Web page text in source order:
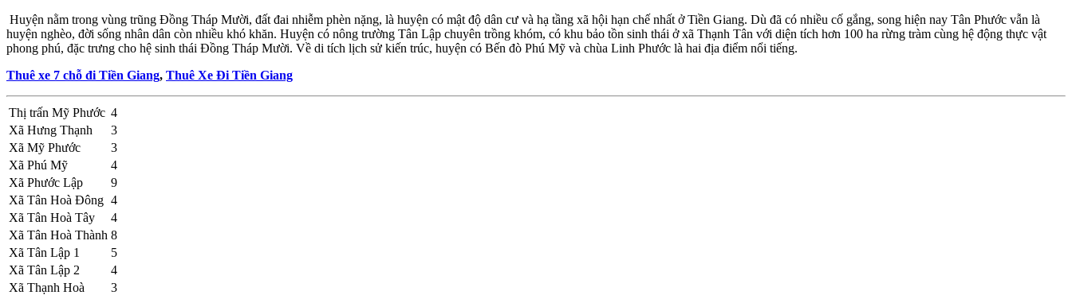
Huyện nằm trong vùng trũng Đồng Tháp Mười, đất đai nhiễm phèn nặng, là huyện có mật độ dân cư và hạ tầng xã hội hạn chế nhất ở Tiền Giang. Dù đã có nhiều cố gắng, song hiện nay Tân Phước vẫn là
huyện nghèo, đời sống nhân dân còn nhiều khó khăn. Huyện có nông trường Tân Lập chuyên trồng khóm, có khu bảo tồn sinh thái ở xã Thạnh Tân với diện tích hơn 100 ha rừng tràm cùng hệ động thực vật
phong phú, đặc trưng cho hệ sinh thái Đồng Tháp Mười. Về di tích lịch sử kiến trúc, huyện có Bến đò Phú Mỹ và chùa Linh Phước là hai địa điểm nổi tiếng.
Thuê xe 7 chỗ đi Tiền Giang, Thuê Xe Đi Tiền Giang
Thị trấn Mỹ Phước 4
Xã Hưng Thạnh
3
Xã Mỹ Phước
3
Xã Phú Mỹ
4
Xã Phước Lập
9
Xã Tân Hoà Đông 4
Xã Tân Hoà Tây
4
Xã Tân Hoà Thành 8
Xã Tân Lập 1
5
Xã Tân Lập 2
4
Xã Thạnh Hoà
3